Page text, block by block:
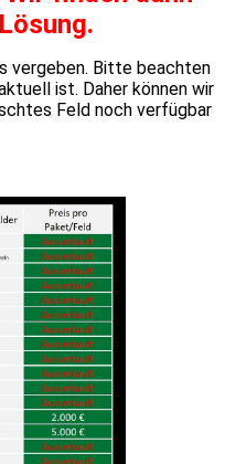
vergeben. Bitte beachten
ist. Daher können wir
Feld noch verfügbar